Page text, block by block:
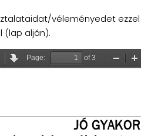
véleményedet
(lap alján).